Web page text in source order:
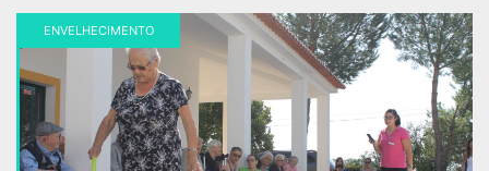
ENVELHECIMENTO